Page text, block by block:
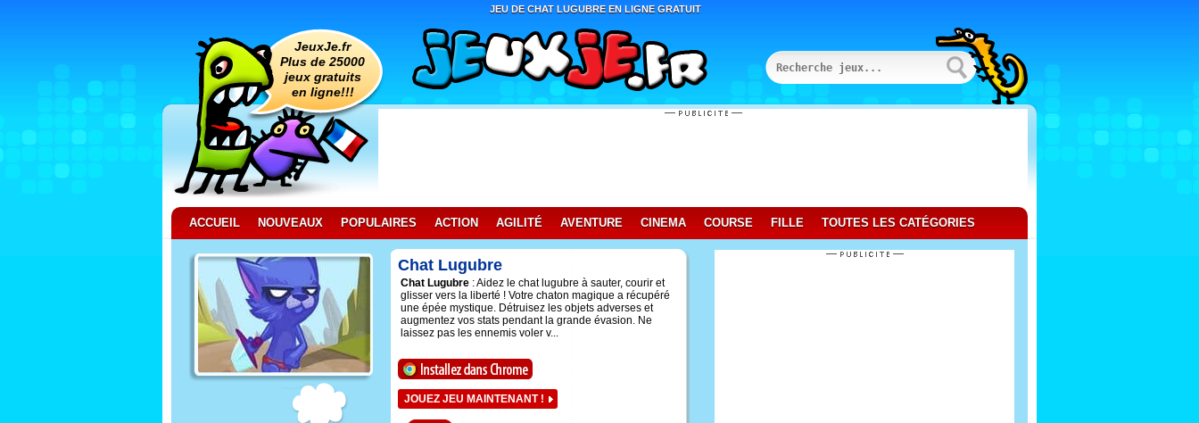
JEU DE CHAT LUGUBRE EN LIGNE GRATUIT
JeuxJe.fr
Plus de 25000
jeux gratuits
en ligne!!!
ACCUEIL NOUVEAUX POPULAIRES ACTION AGILITÉ AVENTURE CINEMA COURSE FILLE TOUTES LES CATÉGORIES
Chat Lugubre
Chat Lugubre : Aidez le chat lugubre à sauter, courir et
glisser vers la liberté ! Votre chaton magique a récupéré
une épée mystique. Détruisez les objets adverses et
augmentez vos stats pendant la grande évasion. Ne
laissez pas les ennemis voler v...
JOUEZ JEU MAINTENANT !